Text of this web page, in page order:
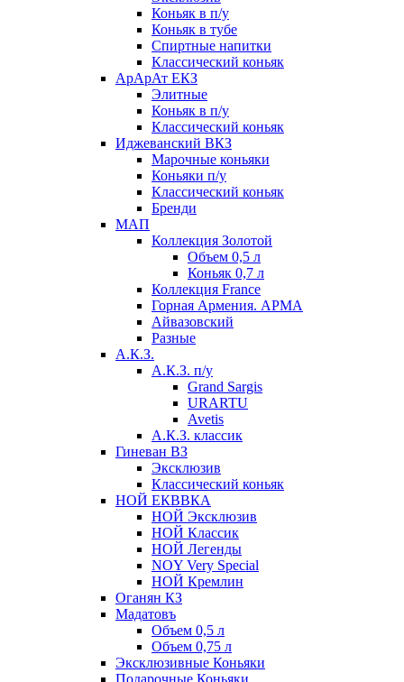
Коньяк в п/у
Коньяк в тубе
Спиртные напитки
Классический коньяк
АрАрАт ЕКЗ
Элитные
Коньяк в п/у
Классический коньяк
Иджеванский ВКЗ
Марочные коньяки
Коньяки п/у
Классический коньяк
Бренди
МАП
Коллекция Золотой
Объем 0,5 л
Коньяк 0,7 л
Коллекция France
Горная Армения. АРМА
Айвазовский
Разные
А.К.З.
А.К.З. п/у
Grand Sargis
URARTU
Avetis
А.К.З. классик
Гиневан ВЗ
Эксклюзив
Классический коньяк
НОЙ ЕКВВКА
НОЙ Эксклюзив
НОЙ Классик
НОЙ Легенды
NOY Very Speсial
НОЙ Кремлин
Оганян КЗ
Мадатовъ
Объем 0,5 л
Объем 0,75 л
Эксклюзивные Коньяки
Подарочные Коньяки